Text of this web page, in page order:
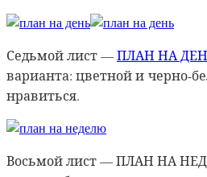
Седьмой лист —ПЛАН НА
варианта: цветной и черно-
нравиться.
Восьмой лист — ПЛАН НА